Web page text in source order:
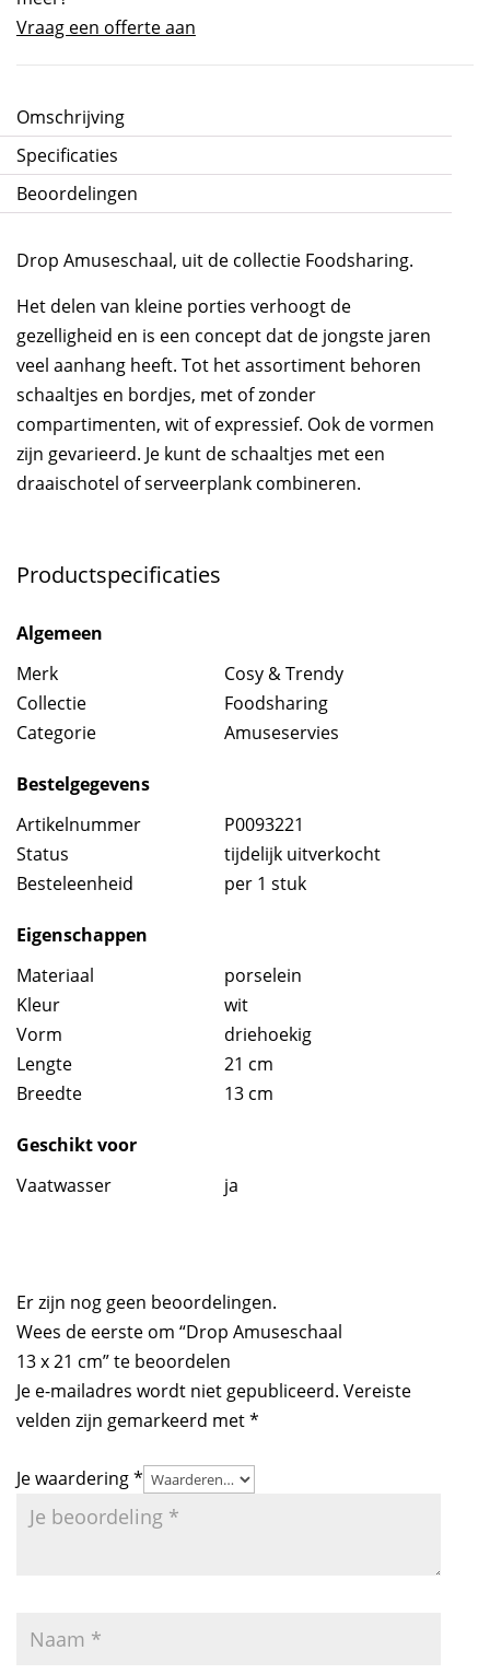
Vraag een offerte aan
Omschrijving
Specificaties
Beoordelingen
Drop Amuseschaal, uit de collectie Foodsharing.
Het delen van kleine porties verhoogt de
gezelligheid en is een concept dat de jongste jaren
veel aanhang heeft. Tot het assortiment behoren
schaaltjes en bordjes, met of zonder
compartimenten, wit of expressief. Ook de vormen
zijn gevarieerd. Je kunt de schaaltjes met een
draaischotel of serveerplank combineren.
Productspecificaties
Algemeen
Merk
Cosy & Trendy
Collectie
Foodsharing
Categorie
Amuseservies
Bestelgegevens
Artikelnummer
P0093221
Status
tijdelijk uitverkocht
Besteleenheid
per 1 stuk
Eigenschappen
Materiaal
porselein
Kleur
wit
Vorm
driehoekig
Lengte
21 cm
Breedte
13 cm
Geschikt voor
Vaatwasser
ja
Er zijn nog geen beoordelingen.
Wees de eerste om “Drop Amuseschaal
13 x 21 cm” te beoordelen
Je e-mailadres wordt niet gepubliceerd. Vereiste
velden zijn gemarkeerd met*
Je waardering*